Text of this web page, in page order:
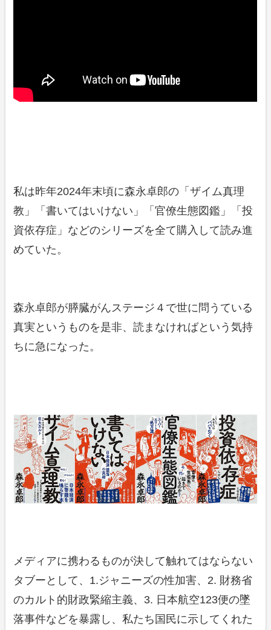
私は昨年2024年末頃に森永卓郎の「ザイム真理
教」「書いてはいけない」「官僚生態図鑑」「投
資依存症」などのシリーズを全て購入して読み進
めていた。
森永卓郎が膵臓がんステージ４で世に問うている
真実というものを是非、読まなければという気持
ちに急になった。
メディアに携わるものが決して触れてはならない
タブーとして、1.ジャニーズの性加害、2. 財務省
のカルト的財政緊縮主義、3. 日本航空123便の墜
落事件などを暴露し、私たち国民に示してくれた